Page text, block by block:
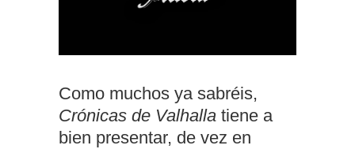
Como muchos ya sabréis,
Crónicas de Valhalla tiene a
bien presentar, de vez en